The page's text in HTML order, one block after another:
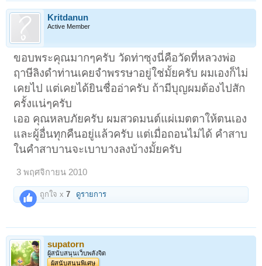
Kritdanun
Active Member
ขอบพระคุณมากๆครับ วัดท่าซุงนี่คือวัดที่หลวงพ่อ
ฤาษีลิงดำท่านเคยจำพรรษาอยู่ใช่มั้ยครับ ผมเองก็ไม่
เคยไป แต่เคยได้ยินชื่ออ่าครับ ถ้ามีบุญผมต้องไปสัก
ครั้งแน่ๆครับ
เออ คุณหลบภัยครับ ผมสวดมนต์แผ่เมตตาให้ตนเอง
และผู้อื่นทุกคืนอยู่แล้วครับ แต่เมื่อถอนไม่ได้ คำสาบ
ในคำสาบานจะเบาบางลงบ้างมั้ยครับ
3 พฤศจิกายน 2010
ถูกใจ x7 ดูรายการ
supatorn
ผู้สนับสนุนเว็บพลังจิต
ผู้สนับสนุนพิเศษ